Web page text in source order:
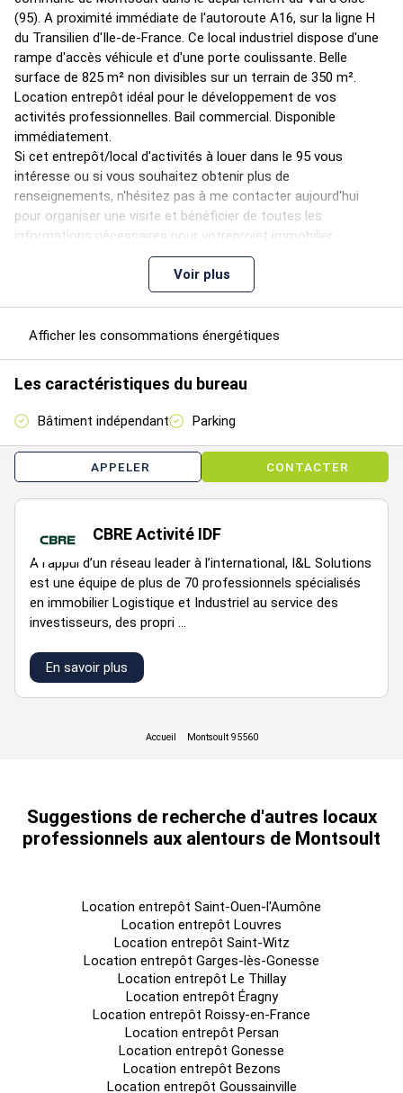
(95). A proximité immédiate de l'autoroute A16, sur la ligne H
du Transilien d'Ile-de-France. Ce local industriel dispose d'une
rampe d'accès véhicule et d'une porte coulissante. Belle
surface de 825 m² non divisibles sur un terrain de 350 m².
Location entrepôt idéal pour le développement de vos
activités professionnelles. Bail commercial. Disponible
immédiatement.
Si cet entrepôt/local d'activités à louer dans le 95 vous
intéresse ou si vous souhaitez obtenir plus de
renseignements, n'hésitez pas à me contacter aujourd'hui
pour organiser une visite et bénéficier de toutes les
informations nécessaires pour votreprojet immobilier.
En tant qu'expert en immobilier professionnel/industriel, je suis
à votre disposition pour vous aider à trouver le bien adapté à
Étage Type Surfaces Dispo
Activités 600 Immédiate
Impôt Foncier : 11 €/m²/an
Régime Fiscal : T.V.A.
Honoraires : 15% HT du loyer annuel HT/HC à la charge du
Rampe d'accès véhicule
Porte coulissante
Immeuble indépendant
Surface RDC : 600 m²
Surface terrain : 350
Haut. libre min. ss poutre : 6 m
Haut. libre max. ss poutre : 6,5 m
Résistance sol : 3 T/m²
Murs périmétriques : Bardage simple peau
Voir plus
Afficher les consommations énergétiques
Les caractéristiques du bureau
Bâtiment indépendant Parking
APPELER CONTACTER
CBRE Activité IDF
A l’appui d’un réseau leader à l’international, I&L Solutions
est une équipe de plus de 70 professionnels spécialisés
en immobilier Logistique et Industriel au service des
investisseurs, des propri ...
En savoir plus
Suggestions de recherche d'autres locaux
professionnels aux alentours de Montsoult
Location entrepôt Saint-Ouen-l'Aumône
Location entrepôt Louvres
Location entrepôt Saint-Witz
Location entrepôt Garges-lès-Gonesse
Location entrepôt Le Thillay
Location entrepôt Éragny
Location entrepôt Roissy-en-France
Location entrepôt Persan
Location entrepôt Gonesse
Location entrepôt Bezons
Location entrepôt Goussainville